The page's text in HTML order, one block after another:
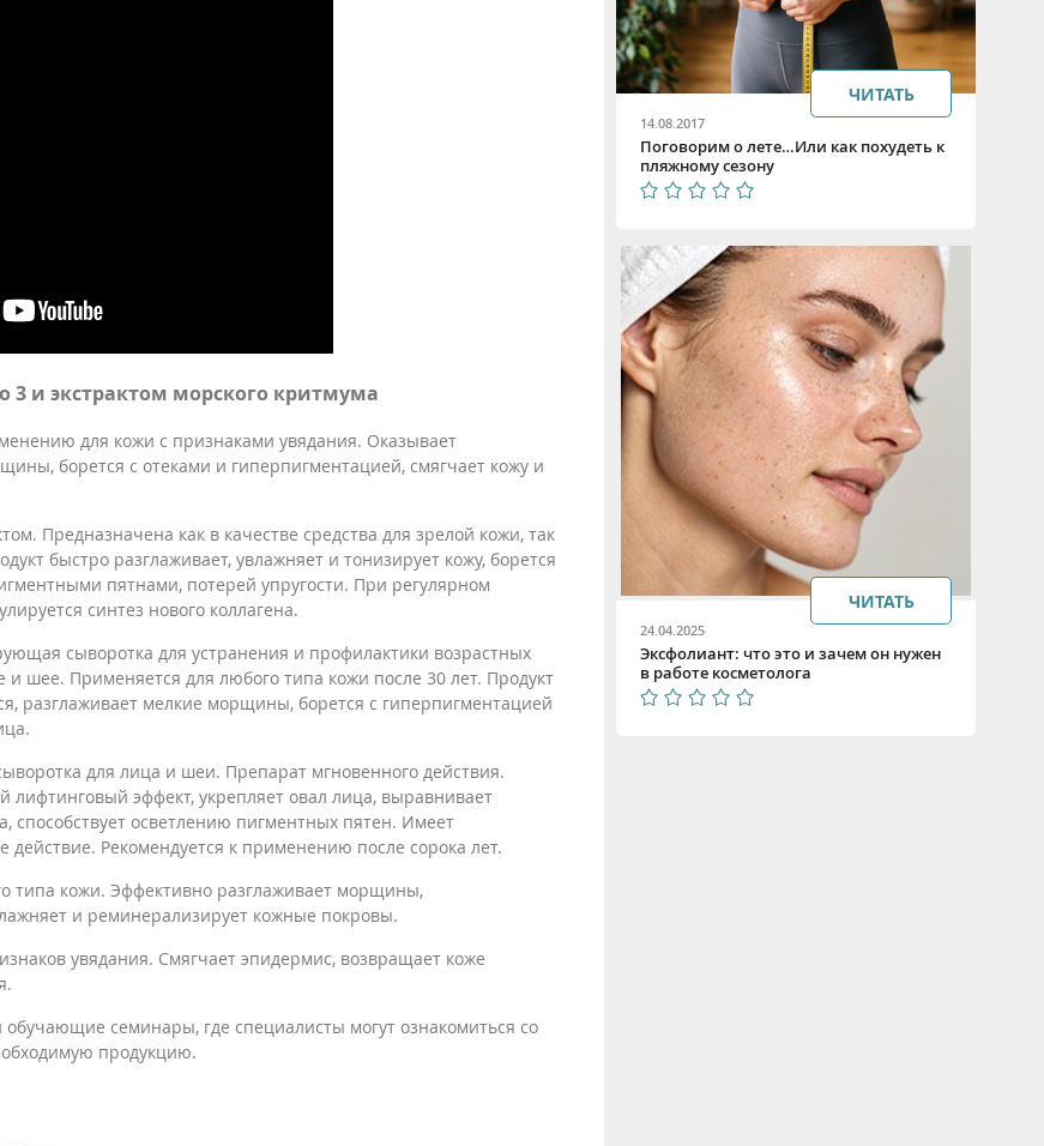
3 и экстрактом морского критмума
для кожи с признаками увядания. Оказывает
борется с отеками и гиперпигментацией, смягчает кожу и
Предназначена как в качестве средства для зрелой кожи, так
быстро разглаживает, увлажняет и тонизирует кожу, борется
пятнами, потерей упругости. При регулярном
синтез нового коллагена.
сыворотка для устранения и профилактики возрастных
шее. Применяется для любого типа кожи после 30 лет. Продукт
разглаживает мелкие морщины, борется с гиперпигментацией
для лица и шеи. Препарат мгновенного действия.
лифтинговый эффект, укрепляет овал лица, выравнивает
способствует осветлению пигментных пятен. Имеет
Рекомендуется к применению после сорока лет.
типа кожи. Эффективно разглаживает морщины,
и реминерализирует кожные покровы.
увядания. Смягчает эпидермис, возвращает коже
семинары, где специалисты могут ознакомиться со
продукцию.
14.08.2017
Поговорим о лете…Или как похудеть к
пляжному сезону
ЧИТАТЬ
24.04.2025
Эксфолиант: что это и зачем он нужен
в работе косметолога
ЧИТАТЬ